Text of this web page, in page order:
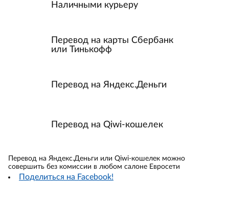
Наличными курьеру
Перевод на карты Сбербанк
или Тинькофф
Перевод на Яндекс.Деньги
Перевод на Qiwi-кошелек
Перевод на Яндекс.Деньги или Qiwi-кошелек можно
совершить без комиссии в любом салоне Евросети
Поделиться на Facebook!